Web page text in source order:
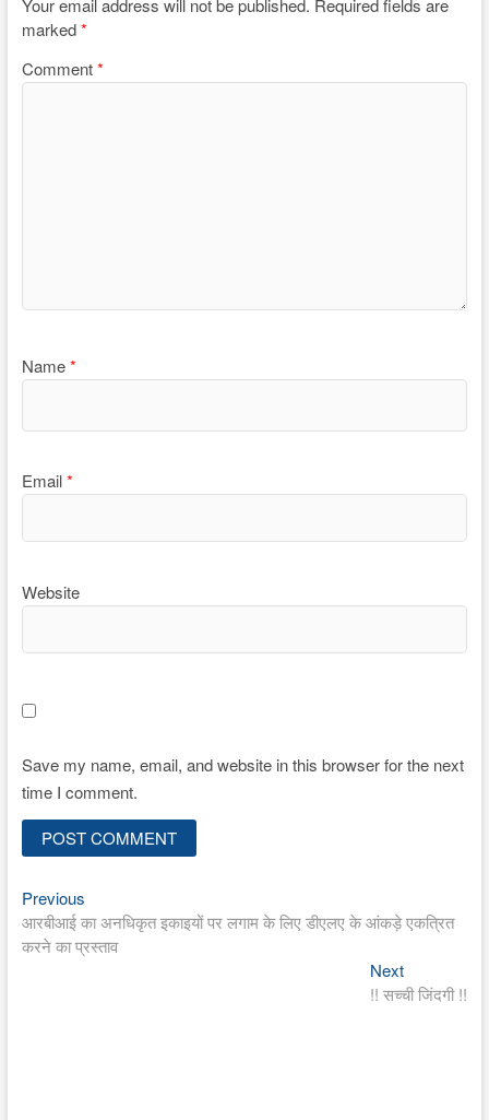
Your email address will not be published. Required fields are
marked*
Comment*
Name*
Email*
Website
Save my name, email, and website in this browser for the next
time I comment.
Post
navigation
PreviousPrevious
post:
आरबीआई का अनधिकृत इकाइयों पर लगाम के लिए डीएलए के आंकड़े एकत्रित
करने का प्रस्ताव
NextNext
post:
!! सच्ची जिंदगी !!